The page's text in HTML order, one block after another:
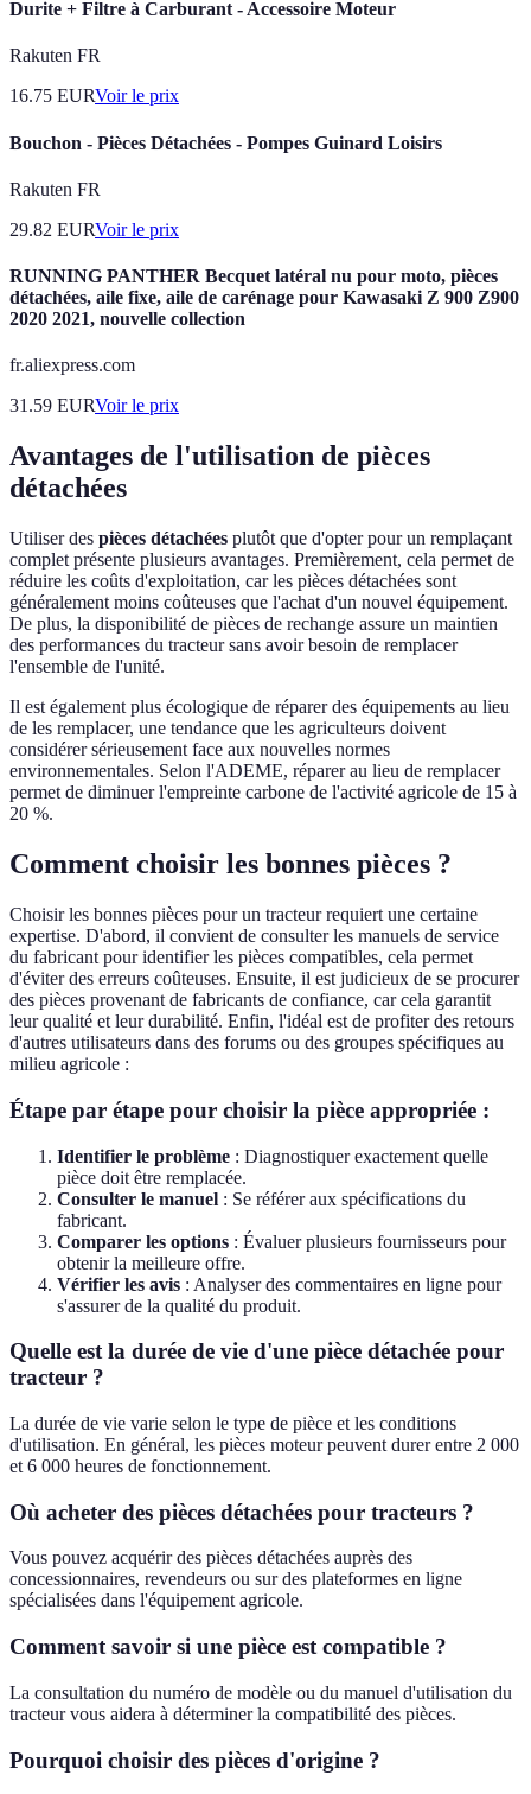
Durite + Filtre à Carburant - Accessoire Moteur
Rakuten FR
16.75 EURVoir le prix
Bouchon - Pièces Détachées - Pompes Guinard Loisirs
Rakuten FR
29.82 EURVoir le prix
RUNNING PANTHER Becquet latéral nu pour moto, pièces
détachées, aile fixe, aile de carénage pour Kawasaki Z 900 Z900
2020 2021, nouvelle collection
fr.aliexpress.com
31.59 EURVoir le prix
Avantages de l'utilisation de pièces
détachées
Utiliser des pièces détachées plutôt que d'opter pour un remplaçant
complet présente plusieurs avantages. Premièrement, cela permet de
réduire les coûts d'exploitation, car les pièces détachées sont
généralement moins coûteuses que l'achat d'un nouvel équipement.
De plus, la disponibilité de pièces de rechange assure un maintien
des performances du tracteur sans avoir besoin de remplacer
l'ensemble de l'unité.
Il est également plus écologique de réparer des équipements au lieu
de les remplacer, une tendance que les agriculteurs doivent
considérer sérieusement face aux nouvelles normes
environnementales. Selon l'ADEME, réparer au lieu de remplacer
permet de diminuer l'empreinte carbone de l'activité agricole de 15 à
20 %.
Comment choisir les bonnes pièces ?
Choisir les bonnes pièces pour un tracteur requiert une certaine
expertise. D'abord, il convient de consulter les manuels de service
du fabricant pour identifier les pièces compatibles, cela permet
d'éviter des erreurs coûteuses. Ensuite, il est judicieux de se procurer
des pièces provenant de fabricants de confiance, car cela garantit
leur qualité et leur durabilité. Enfin, l'idéal est de profiter des retours
d'autres utilisateurs dans des forums ou des groupes spécifiques au
milieu agricole :
Étape par étape pour choisir la pièce appropriée :
Identifier le problème : Diagnostiquer exactement quelle
pièce doit être remplacée.
Consulter le manuel : Se référer aux spécifications du
fabricant.
Comparer les options : Évaluer plusieurs fournisseurs pour
obtenir la meilleure offre.
Vérifier les avis : Analyser des commentaires en ligne pour
s'assurer de la qualité du produit.
Quelle est la durée de vie d'une pièce détachée pour
tracteur ?
La durée de vie varie selon le type de pièce et les conditions
d'utilisation. En général, les pièces moteur peuvent durer entre 2 000
et 6 000 heures de fonctionnement.
Où acheter des pièces détachées pour tracteurs ?
Vous pouvez acquérir des pièces détachées auprès des
concessionnaires, revendeurs ou sur des plateformes en ligne
spécialisées dans l'équipement agricole.
Comment savoir si une pièce est compatible ?
La consultation du numéro de modèle ou du manuel d'utilisation du
tracteur vous aidera à déterminer la compatibilité des pièces.
Pourquoi choisir des pièces d'origine ?